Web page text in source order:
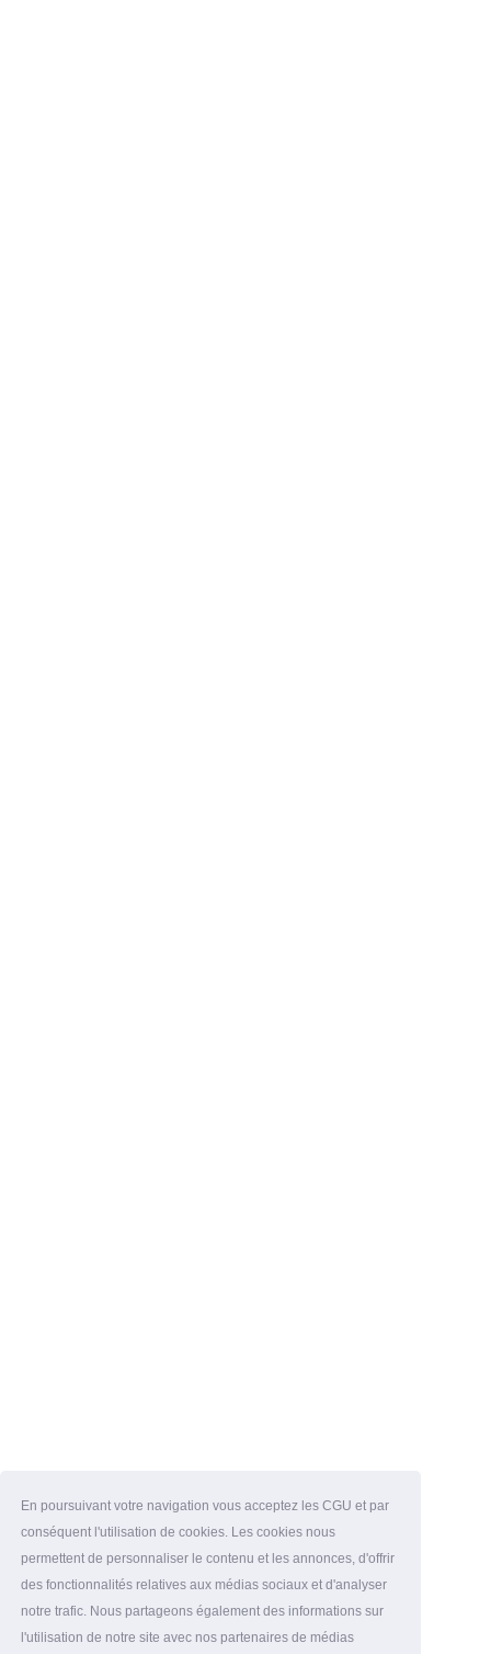
En poursuivant votre navigation vous acceptez les CGU et par
conséquent l'utilisation de cookies. Les cookies nous
permettent de personnaliser le contenu et les annonces, d'offrir
des fonctionnalités relatives aux médias sociaux et d'analyser
notre trafic. Nous partageons également des informations sur
l'utilisation de notre site avec nos partenaires de médias